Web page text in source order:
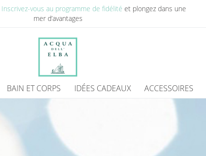
Inscrivez-vous au programme de fidélité et plongez dans une
mer d’avantages
BAIN ET CORPS IDÉES CADEAUX ACCESSOIRES